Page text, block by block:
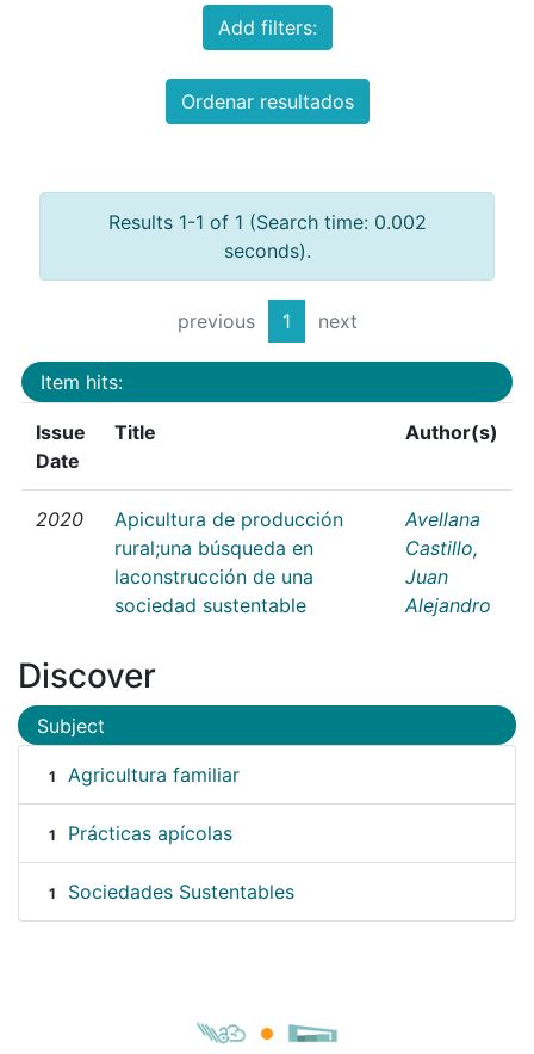
Add filters:
Ordenar resultados
Results 1-1 of 1 (Search time: 0.002
seconds).
previous 1 next
Item hits:
Issue
Date
Title Author(s)
2020
Apicultura de producción
rural;una búsqueda en
laconstrucción de una
sociedad sustentable
Avellana
Castillo,
Juan
Alejandro
Discover
Subject
1 Agricultura familiar
1 Prácticas apícolas
1 Sociedades Sustentables